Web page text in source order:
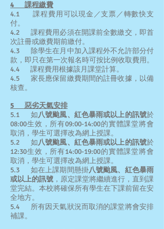
4 課程繳費
4.1 課程費用可以現金／支票／轉數快支
付。
4.2 課程費用必須在開課前全數繳交，即首
次註冊或繳費期前繳付。
4.3 除學生在月中加入課程外不允許部分付
款，即只在第一次報名時可按比例收取費用。
4.4 課程費用根據該月課堂計算。
4.5 家長應保留繳費期間的註冊收據，以備
核查。
5 惡劣天氣安排
5.1 如八號颱風、紅色暴雨或以上的訊號於
08:00生效，所有09:00-14:00的實體課堂將會
取消，學生可選擇改為網上授課。
5.2 如八號颱風、紅色暴雨或以上的訊號於
12:30生效，所有14:00-19:00的實體課堂將會
取消，學生可選擇改為網上授課。
5.3 如在上課期間懸掛八號颱風、紅色暴雨
或以上的訊號 ，原定課堂將繼續進行，直到課
堂完結。本校將確保所有學生在下課前留在安
全地方。
5.4 所有因天氣狀況而取消的課堂將會安排
補課。